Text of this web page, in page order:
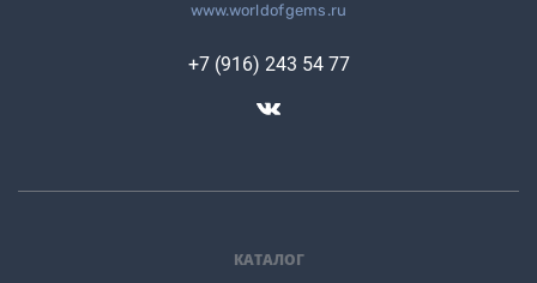
www.worldofgems.ru
КАТАЛОГ
+7 (916) 243 54 77